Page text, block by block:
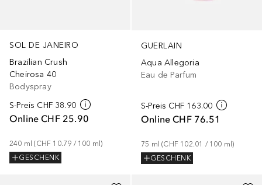
SOL DE JANEIRO
Brazilian Crush
Cheirosa 40
Bodyspray
S-Preis CHF 38.90
Online CHF 25.90
240 ml (CHF 10.79 / 100 ml)
GESCHENK
GUERLAIN
Aqua Allegoria
Eau de Parfum
S-Preis CHF 163.00
Online CHF 76.51
75 ml (CHF 102.01 / 100 ml)
GESCHENK